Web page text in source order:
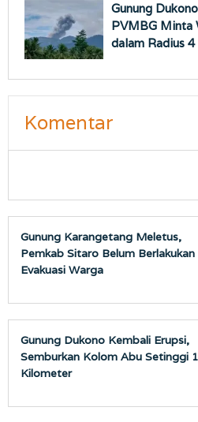
Gunung
PVMBG Minta
dalam Radius 4
Komentar
Gunung Karangetang Meletus,
Pemkab Sitaro Belum Berlakukan
Evakuasi Warga
Gunung Dukono Kembali Erupsi,
Semburkan Kolom Abu Setinggi 1
Kilometer